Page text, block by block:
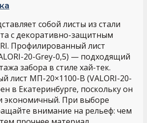
собой листы из стали
с декоративно-защитным
Профилированный лист
20-Grey-0,5) — подходящий
забора в стиле хай-тек.
лист МП-20×1100-B (VALORI-20-
в Екатеринбурге, поскольку он
экономичный. При выборе
внимание на рельеф: чем